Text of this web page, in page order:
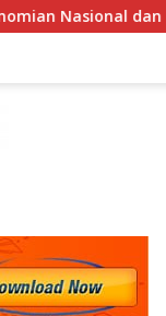
dalam Menata